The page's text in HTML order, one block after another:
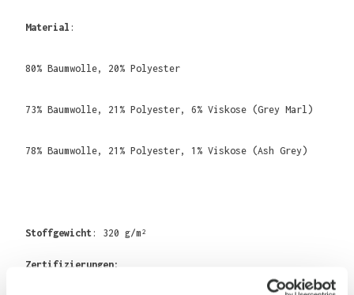
Material :
80% Baumwolle, 20% Polyester
73% Baumwolle, 21% Polyester, 6% Viskose (Grey Marl)
78% Baumwolle, 21% Polyester, 1% Viskose (Ash Grey)
Stoffgewicht : 320 g/m²
Zertifizierungen: